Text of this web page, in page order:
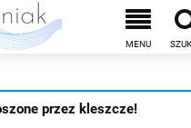
przez kleszcze!